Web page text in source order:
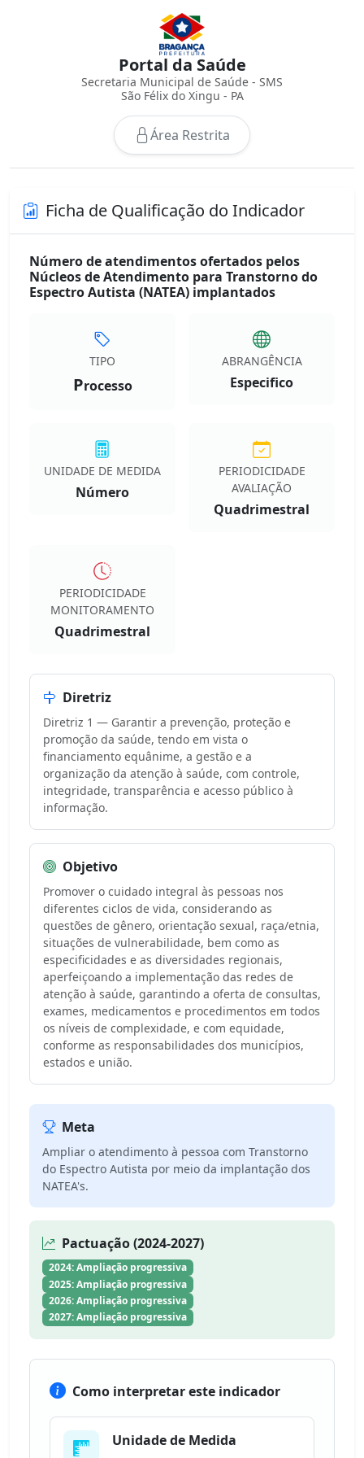
Portal da Saúde
Secretaria Municipal de Saúde - SMS
São Félix do Xingu - PA
Área Restrita
Ficha de Qualificação do Indicador
Número de atendimentos ofertados pelos
Núcleos de Atendimento para Transtorno do
Espectro Autista (NATEA) implantados
TIPO
Processo
ABRANGÊNCIA
Especifico
UNIDADE DE MEDIDA
Número
PERIODICIDADE
AVALIAÇÃO
Quadrimestral
PERIODICIDADE
MONITORAMENTO
Quadrimestral
Diretriz
Diretriz 1 — Garantir a prevenção, proteção e
promoção da saúde, tendo em vista o
financiamento equânime, a gestão e a
organização da atenção à saúde, com controle,
integridade, transparência e acesso público à
informação.
Objetivo
Promover o cuidado integral às pessoas nos
diferentes ciclos de vida, considerando as
questões de gênero, orientação sexual, raça/etnia,
situações de vulnerabilidade, bem como as
especificidades e as diversidades regionais,
aperfeiçoando a implementação das redes de
atenção à saúde, garantindo a oferta de consultas,
exames, medicamentos e procedimentos em todos
os níveis de complexidade, e com equidade,
conforme as responsabilidades dos municípios,
estados e união.
Meta
Ampliar o atendimento à pessoa com Transtorno
do Espectro Autista por meio da implantação dos
NATEA's.
Pactuação (2024-2027)
2024: Ampliação progressiva
2025: Ampliação progressiva
2026: Ampliação progressiva
2027: Ampliação progressiva
Como interpretar este indicador
Unidade de Medida